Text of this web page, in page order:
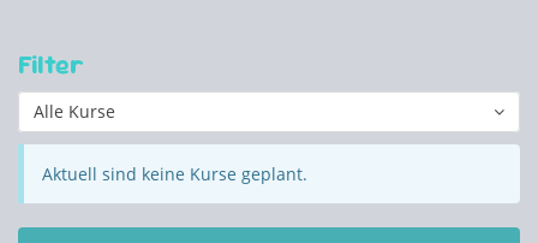
Filter
Alle Kurse
Aktuell sind keine Kurse geplant.